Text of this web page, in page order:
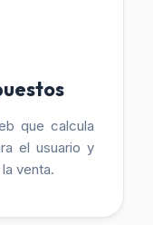
que calcula
el usuario y
venta.